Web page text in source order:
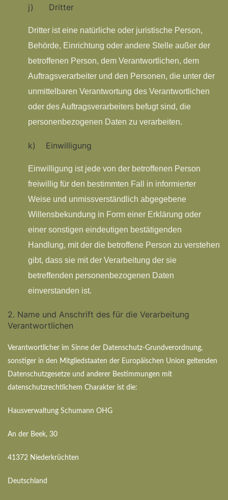
j) Dritter
Dritter ist eine natürliche oder juristische Person,
Behörde, Einrichtung oder andere Stelle außer der
betroffenen Person, dem Verantwortlichen, dem
Auftragsverarbeiter und den Personen, die unter der
unmittelbaren Verantwortung des Verantwortlichen
oder des Auftragsverarbeiters befugt sind, die
personenbezogenen Daten zu verarbeiten.
k) Einwilligung
Einwilligung ist jede von der betroffenen Person
freiwillig für den bestimmten Fall in informierter
Weise und unmissverständlich abgegebene
Willensbekundung in Form einer Erklärung oder
einer sonstigen eindeutigen bestätigenden
Handlung, mit der die betroffene Person zu verstehen
gibt, dass sie mit der Verarbeitung der sie
betreffenden personenbezogenen Daten
einverstanden ist.
2. Name und Anschrift des für die Verarbeitung
Verantwortlichen
Verantwortlicher im Sinne der Datenschutz-Grundverordnung,
sonstiger in den Mitgliedstaaten der Europäischen Union geltenden
Datenschutzgesetze und anderer Bestimmungen mit
datenschutzrechtlichem Charakter ist die:
Hausverwaltung Schumann OHG
An der Beek, 30
41372 Niederkrüchten
Deutschland